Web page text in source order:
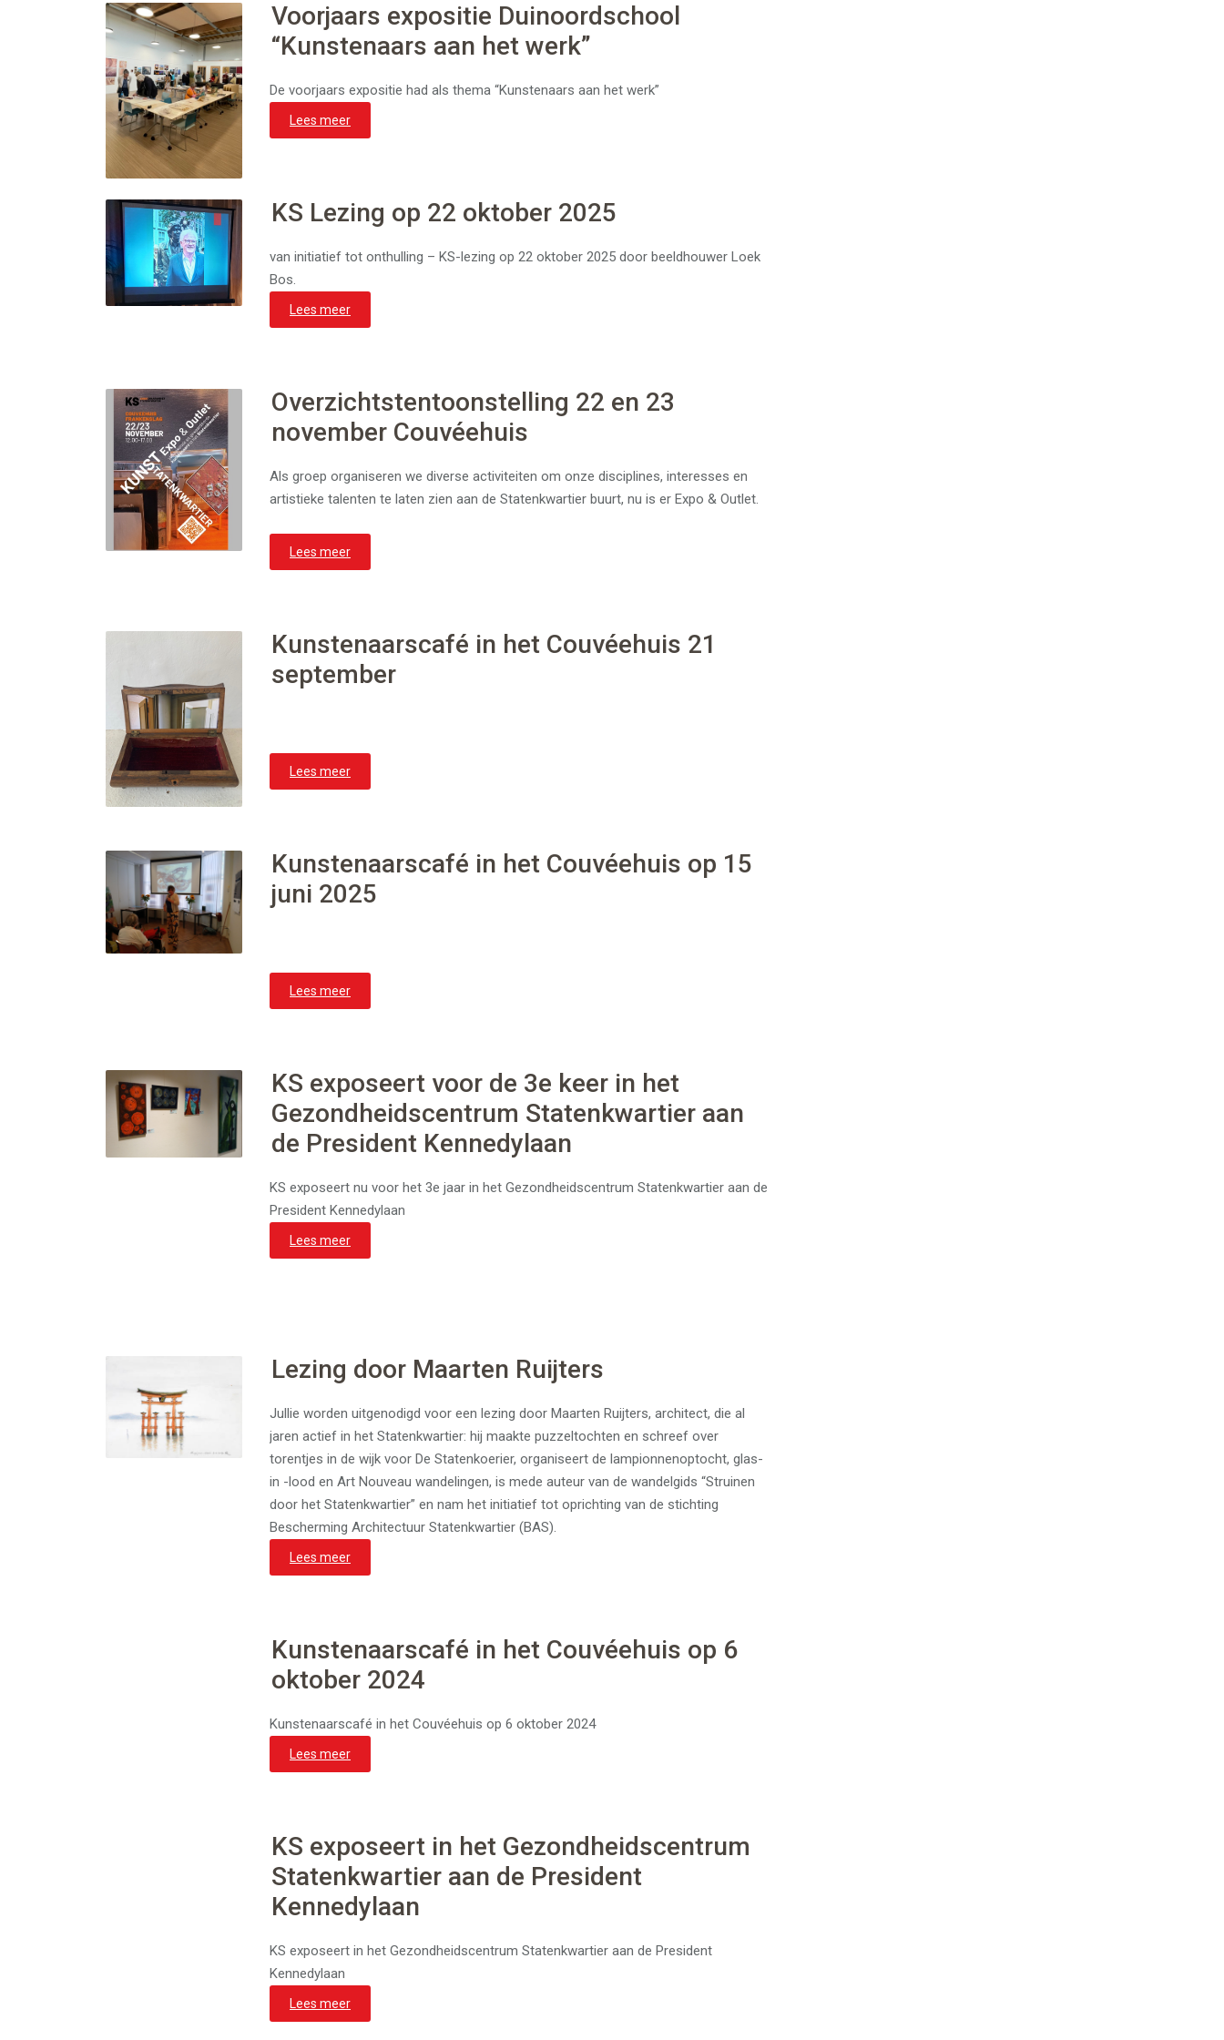
Voorjaars expositie Duinoordschool
“Kunstenaars aan het werk”
De voorjaars expositie had als thema “Kunstenaars aan het werk”
Lees meer
KS Lezing op 22 oktober 2025
van initiatief tot onthulling – KS-lezing op 22 oktober 2025 door beeldhouwer Loek
Bos.
Lees meer
Overzichtstentoonstelling 22 en 23
november Couvéehuis
Als groep organiseren we diverse activiteiten om onze disciplines, interesses en
artistieke talenten te laten zien aan de Statenkwartier buurt, nu is er Expo & Outlet.
Lees meer
Kunstenaarscafé in het Couvéehuis 21
september
Lees meer
Kunstenaarscafé in het Couvéehuis op 15
juni 2025
Lees meer
KS exposeert voor de 3e keer in het
Gezondheidscentrum Statenkwartier aan
de President Kennedylaan
KS exposeert nu voor het 3e jaar in het Gezondheidscentrum Statenkwartier aan de
President Kennedylaan
Lees meer
Lezing door Maarten Ruijters
Jullie worden uitgenodigd voor een lezing door Maarten Ruijters, architect, die al
jaren actief in het Statenkwartier: hij maakte puzzeltochten en schreef over
torentjes in de wijk voor De Statenkoerier, organiseert de lampionnenoptocht, glas-
in -lood en Art Nouveau wandelingen, is mede auteur van de wandelgids “Struinen
door het Statenkwartier” en nam het initiatief tot oprichting van de stichting
Bescherming Architectuur Statenkwartier (BAS).
Lees meer
Kunstenaarscafé in het Couvéehuis op 6
oktober 2024
Kunstenaarscafé in het Couvéehuis op 6 oktober 2024
Lees meer
KS exposeert in het Gezondheidscentrum
Statenkwartier aan de President
Kennedylaan
KS exposeert in het Gezondheidscentrum Statenkwartier aan de President
Kennedylaan
Lees meer